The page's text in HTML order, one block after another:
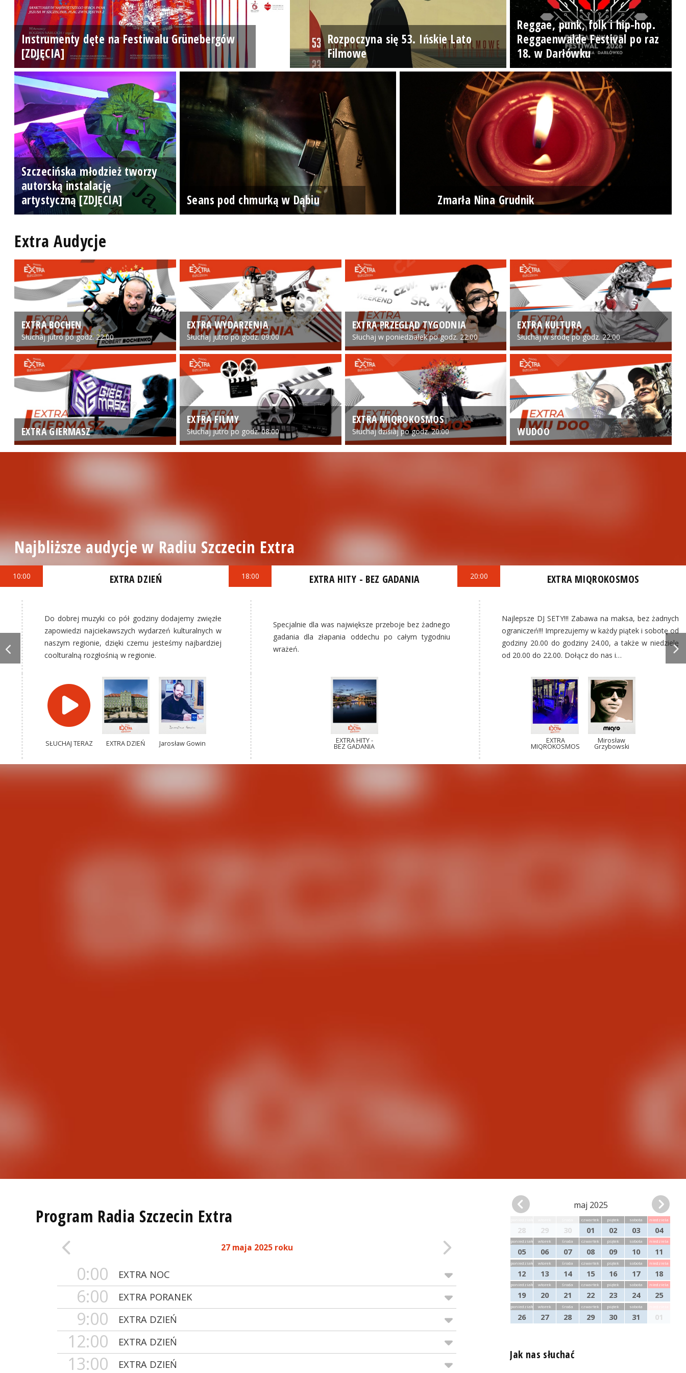
Instrumenty dęte na Festiwalu Grünebergów
[ZDJĘCIA]
Rozpoczyna się 53. Ińskie Lato
Filmowe
Reggae, punk, folk i hip-hop.
Reggaenwalde Festival po raz
18. w Darłówku
Szczecińska młodzież tworzy
autorską instalację
artystyczną [ZDJĘCIA]
Seans pod chmurką w Dąbiu Zmarła Nina Grudnik
Extra Audycje
EXTRA BOCHEN
Słuchaj jutro po godz. 22:00
EXTRA WYDARZENIA
Słuchaj jutro po godz. 09:00
EXTRA PRZEGLĄD TYGODNIA
Słuchaj w poniedziałek po godz. 22:00
EXTRA KULTURA
Słuchaj w środę po godz. 22:00
EXTRA GIERMASZ
EXTRA FILMY
Słuchaj jutro po godz. 08:00
EXTRA MIQROKOSMOS
Słuchaj dzisiaj po godz. 20:00 WUDOO
Najbliższe audycje w Radiu Szczecin Extra
10:00 EXTRA DZIEŃ
Do dobrej muzyki co pół godziny dodajemy zwięzłe
zapowiedzi najciekawszych wydarzeń kulturalnych w
naszym regionie, dzięki czemu jesteśmy najbardziej
coolturalną rozgłośnią w regionie.
SŁUCHAJ TERAZ EXTRA DZIEŃ Jarosław Gowin
18:00 EXTRA HITY - BEZ GADANIA
Specjalnie dla was największe przeboje bez żadnego
gadania dla złapania oddechu po całym tygodniu
wrażeń.
EXTRA HITY -
BEZ GADANIA
20:00 EXTRA MIQROKOSMOS
Najlepsze DJ SETY!!! Zabawa na maksa, bez żadnych
ograniczeń!!! Imprezujemy w każdy piątek i sobotę od
godziny 20.00 do godziny 24.00, a także w niedzielę
od 20.00 do 22.00. Dołącz do nas i…
EXTRA
MIQROKOSMOS
Mirosław
Grzybowski
Program Radia Szczecin Extra
27 maja 2025 roku
0:00 EXTRA NOC
6:00 EXTRA PORANEK
9:00 EXTRA DZIEŃ
12:00 EXTRA DZIEŃ
13:00 EXTRA DZIEŃ
maj 2025
28 29 30
czwartek
01
piątek
02
sobota
03
niedziela
04
poniedziałek
05
wtorek
06
środa
07
czwartek
08
piątek
09
sobota
10
niedziela
11
poniedziałek
12
wtorek
13
środa
14
czwartek
15
piątek
16
sobota
17
niedziela
18
poniedziałek
19
wtorek
20
środa
21
czwartek
22
piątek
23
sobota
24
niedziela
25
poniedziałek
26
wtorek
27
środa
28
czwartek
29
piątek
30
sobota
31 01
Jak nas słuchać